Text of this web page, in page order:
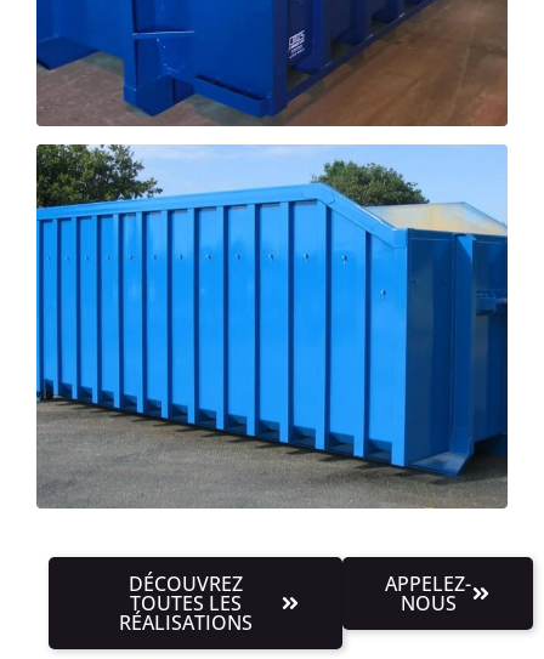
DÉCOUVREZ
TOUTES LES
RÉALISATIONS
APPELEZ-
NOUS